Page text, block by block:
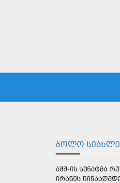
ᲑᲝᲚᲝ
ᲐᲨᲨ-ᲘᲡ ᲡᲔᲜᲐᲢᲛᲐ
ᲘᲠᲐᲜᲘᲡ